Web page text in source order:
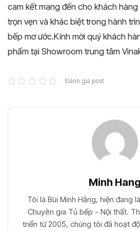
cam kết mang đến cho khách
trọn vẹn và khác biệt trong hành
bếp mơ ước.Kính mời quý khách
phẩm tại Showroom trung tâm
Đánh giá post
Minh Hang
Tôi là Bùi Minh Hằng, hiện đang
Chuyên gia Tủ bếp - Nội thất.
triển từ 2005, chúng tôi đã hoạt